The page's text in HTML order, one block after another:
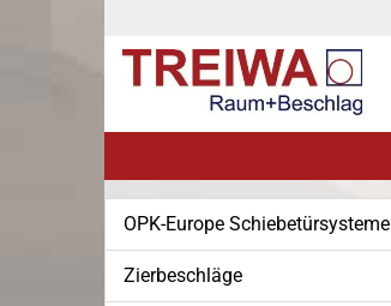
OPK-Europe Schiebetürsysteme
Zierbeschläge